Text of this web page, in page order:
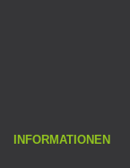
INFORMATIONEN